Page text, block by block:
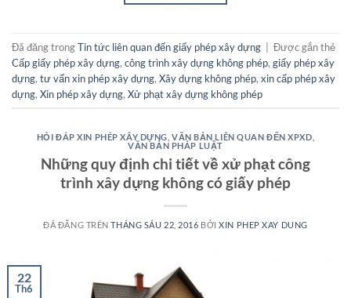
Đã đăng trongTin tức liên quan đến giấy phép xây dựng | Được gắn thẻ
Cấp giấy phép xây dựng, công trình xây dựng không phép, giấy phép xây
dựng, tư vấn xin phép xây dựng, Xây dựng không phép, xin cấp phép xây
dựng, Xin phép xây dựng, Xử phạt xây dựng không phép
HỎI ĐÁP XIN PHÉP XÂY DỰNG VĂN BẢN LIÊN QUAN ĐẾN XPXD
VĂN BẢN PHÁP LUẬT
Những quy định chi tiết về xử phạt công
trình xây dựng không có giấy phép
ĐÃ ĐĂNG TRÊNTHÁNG SÁU 22, 2016 BỞIXIN PHEP XAY DUNG
22
Th6